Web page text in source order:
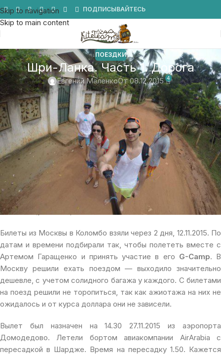
Skip to navigation
Skip to main content
ПОДПИСЫВАЙТЕСЬ
ПОЕЗДКИ
Шри-Ланка. Часть 1. Дорога
Евгений МаленкоОт 08.12.2015 4
Итак, начнем с самого начала.Старт был 10
ноября с неоднозначного вопроса Дена: «есть
планы на декабрь?»
Планы, безусловно, были. Весь год собирался поехать
катать в декабре на
KiteTeam Camp. А тут эти волнения
связанные с самолетом, запрет полетов в Египет и общие
политические настроения начали рисовать неявный, но
вполне ощутимый крест на поездке.
Билеты из Москвы в Коломбо взяли через 2 дня, 12.11.2015. По
датам и времени подбирали так, чтобы полететь вместе с
Артемом Гаращенко и принять участие в его G-Camp. В
Москву решили ехать поездом — выходило значительно
дешевле, с учетом солидного багажа у каждого. С билетами
на поезд решили не торопиться, так как ажиотажа на них не
ожидалось и от курса доллара они не зависели.
Вылет был назначен на 14.30 27.11.2015 из аэропорта
Домодедово. Летели бортом авиакомпании AirArabia с
пересадкой в Шардже. Время на пересадку 1.50. Кажется